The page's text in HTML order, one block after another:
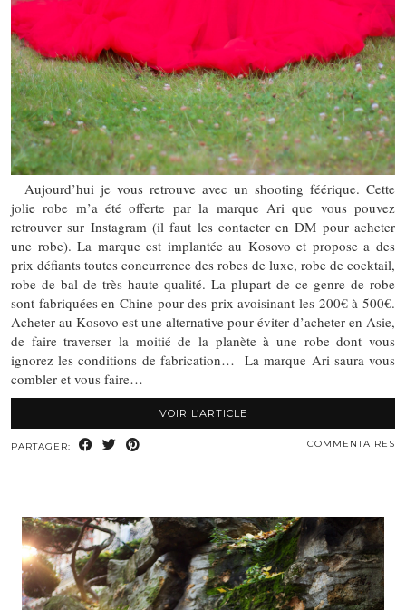
Aujourd’hui je vous retrouve avec un shooting féérique. Cette
jolie robe m’a été offerte par la marque Ari que vous pouvez
retrouver sur Instagram (il faut les contacter en DM pour acheter
une robe). La marque est implantée au Kosovo et propose a des
prix défiants toutes concurrence des robes de luxe, robe de cocktail,
robe de bal de très haute qualité. La plupart de ce genre de robe
sont fabriquées en Chine pour des prix avoisinant les 200€ à 500€.
Acheter au Kosovo est une alternative pour éviter d’acheter en Asie,
de faire traverser la moitié de la planète à une robe dont vous
ignorez les conditions de fabrication… La marque Ari saura vous
combler et vous faire…
VOIR L’ARTICLE
PARTAGER: COMMENTAIRES